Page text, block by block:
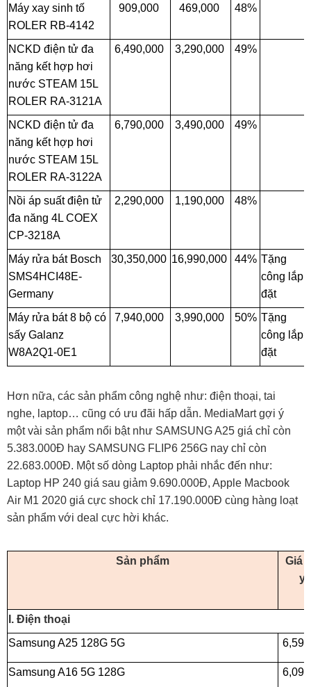
Máy xay sinh tố
ROLER RB-4142
909,000 469,000 48%
NCKD điện tử đa
năng kết hợp hơi
nước STEAM 15L
ROLER RA-3121A
6,490,000 3,290,000 49%
NCKD điện tử đa
năng kết hợp hơi
nước STEAM 15L
ROLER RA-3122A
6,790,000 3,490,000 49%
Nồi áp suất điện tử
đa năng 4L COEX
CP-3218A
2,290,000 1,190,000 48%
Máy rửa bát Bosch
SMS4HCI48E-
Germany
30,350,000 16,990,000 44% Tặng
công lắp
đặt
Máy rửa bát 8 bộ có
sấy Galanz
W8A2Q1-0E1
7,940,000 3,990,000 50% Tặng
công lắp
đặt
Hơn nữa, các sản phẩm công nghệ như: điện thoại, tai
nghe, laptop… cũng có ưu đãi hấp dẫn. MediaMart gợi ý
một vài sản phẩm nổi bật như SAMSUNG A25 giá chỉ còn
5.383.000Đ hay SAMSUNG FLIP6 256G nay chỉ còn
22.683.000Đ. Một số dòng Laptop phải nhắc đến như:
Laptop HP 240 giá sau giảm 9.690.000Đ, Apple Macbook
Air M1 2020 giá cực shock chỉ 17.190.000Đ cùng hàng loạt
sản phẩm với deal cực hời khác.
Sản phẩm
Giá
I. Điện thoại
Samsung A25 128G 5G
Samsung A16 5G 128G